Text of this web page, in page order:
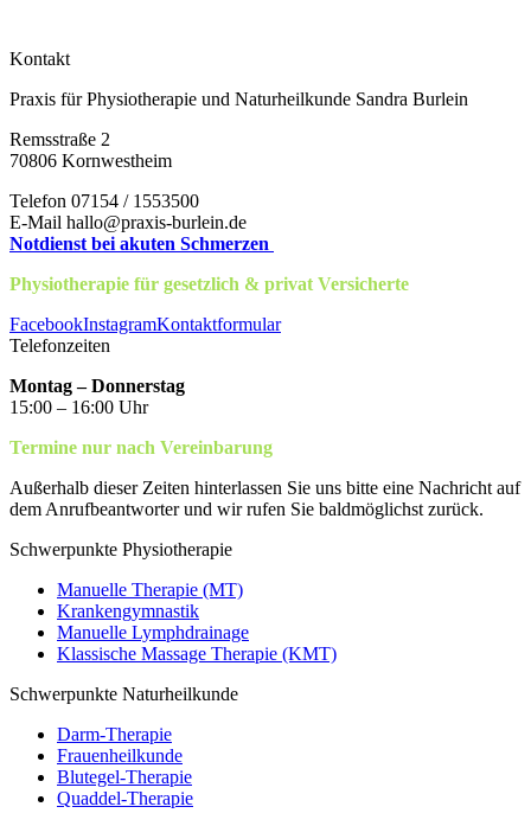
Kontakt
Praxis für Physiotherapie und Naturheilkunde Sandra Burlein
Remsstraße 2
70806 Kornwestheim
Telefon 07154 / 1553500
E-Mail hallo@praxis-burlein.de
Notdienst bei akuten Schmerzen
Physiotherapie für gesetzlich & privat Versicherte
FacebookInstagramKontaktformular
Telefonzeiten
Montag – Donnerstag
15:00 – 16:00 Uhr
Termine nur nach Vereinbarung
Außerhalb dieser Zeiten hinterlassen Sie uns bitte eine Nachricht auf
dem Anrufbeantworter und wir rufen Sie baldmöglichst zurück.
Schwerpunkte Physiotherapie
Manuelle Therapie (MT)
Krankengymnastik
Manuelle Lymphdrainage
Klassische Massage Therapie (KMT)
Schwerpunkte Naturheilkunde
Darm-Therapie
Frauenheilkunde
Blutegel-Therapie
Quaddel-Therapie